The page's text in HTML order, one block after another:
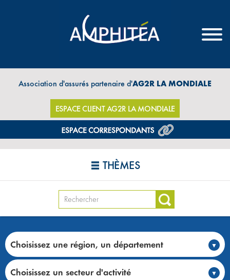
Association d'assurés partenaire d'AG2R LA MONDIALE
ESPACE CLIENT AG2R LA MONDIALE
THÈMES
Choisissez une région, un département
Choisissez un secteur d'activité